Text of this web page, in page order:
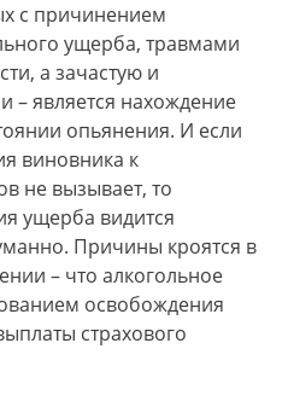
с причинением
ущерба, травмами
а зачастую и
– является нахождение
опьянения. И если
виновника к
не вызывает, то
ущерба видится
Причины кроятся в
– что алкогольное
освобождения
страхового